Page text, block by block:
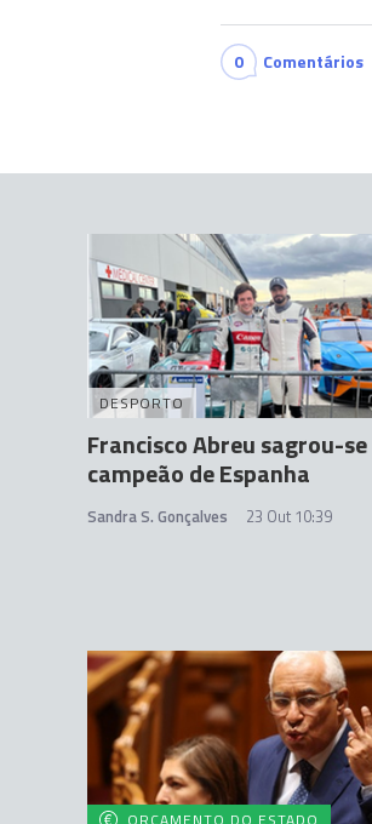
0 Comentários
DESPORTO
Francisco Abreu sagrou-se
campeão de Espanha
Sandra S. Gonçalves 23 Out 10:39